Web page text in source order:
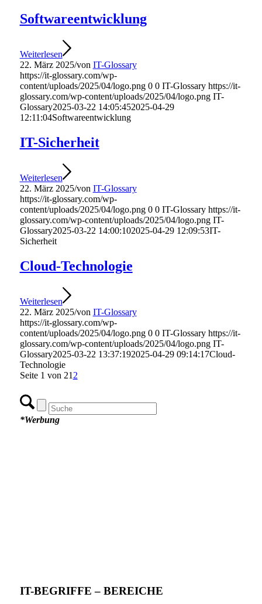
Softwareentwicklung
Weiterlesen
22. März 2025/von IT-Glossary
https://it-glossary.com/wp-
content/uploads/2025/04/logo.png 0 0 IT-Glossary https://it-
glossary.com/wp-content/uploads/2025/04/logo.png IT-
Glossary2025-03-22 14:05:452025-04-29
12:11:04Softwareentwicklung
IT-Sicherheit
Weiterlesen
22. März 2025/von IT-Glossary
https://it-glossary.com/wp-
content/uploads/2025/04/logo.png 0 0 IT-Glossary https://it-
glossary.com/wp-content/uploads/2025/04/logo.png IT-
Glossary2025-03-22 14:00:102025-04-29 12:09:53IT-
Sicherheit
Cloud-Technologie
Weiterlesen
22. März 2025/von IT-Glossary
https://it-glossary.com/wp-
content/uploads/2025/04/logo.png 0 0 IT-Glossary https://it-
glossary.com/wp-content/uploads/2025/04/logo.png IT-
Glossary2025-03-22 13:37:192025-04-29 09:14:17Cloud-
Technologie
Seite 1 von 21 2
*Werbung
IT-BEGRIFFE – BEREICHE